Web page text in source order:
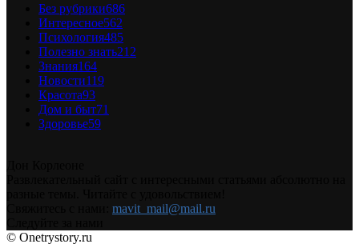
Без рубрики686
Интересное562
Психология485
Полезно знать212
Знания164
Новости119
Красота93
Дом и быт71
Здоровье59
mavit_mail@mail.ru
© Onetrystory.ru